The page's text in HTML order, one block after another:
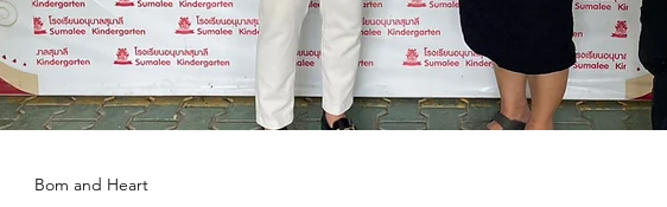
Bom and Heart